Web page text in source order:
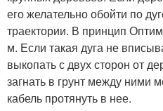
его желательно обойти по
траектории. В принцип
м. Если такая дуга не
выкопать с двух сторон от
загнать в грунт между ними
кабель протянуть в нее.